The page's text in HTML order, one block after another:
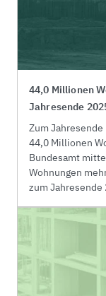
entstehen, stieg
Vorjahresmonat
44,0 Millionen
Jahresende
Zum
44,0 Millionen
Bundesamt
Wohnungen
zum Jahresende
um 8,9 % auf